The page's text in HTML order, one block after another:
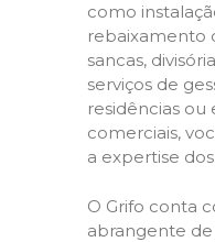
como
rebaixamento
sancas,
serviços de
residências
comerciais,
a expertise
O Grifo conta
abrangente